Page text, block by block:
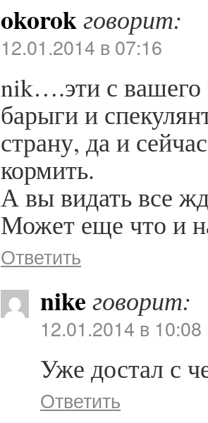
okorokговорит:
12.01.2014 в 07:16
nik….эти с
барыги и
страну, да и
кормить.
А вы видать все
Может еще что и
Ответить
nike говорит:
12.01.2014 в 10:08
Уже достал с
Ответить